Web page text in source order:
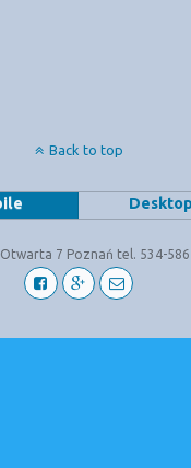
Back to top
Desktop
7 Poznań tel. 534-